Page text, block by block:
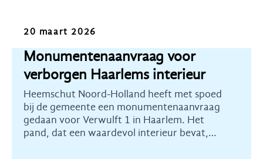
Nieuws
20 maart 2026
Monumentenaanvraag voor
verborgen Haarlems interieur
Heemschut Noord-Holland heeft met spoed
bij de gemeente een monumentenaanvraag
gedaan voor Verwulft 1 in Haarlem. Het
pand, dat een waardevol interieur bevat,